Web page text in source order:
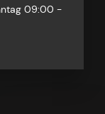
09:00 -